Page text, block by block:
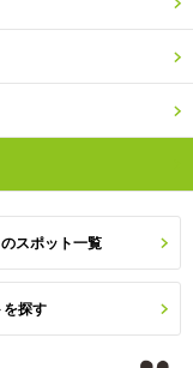
スポット一覧
を探す